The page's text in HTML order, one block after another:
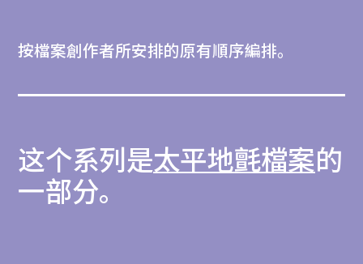
按檔案創作者所安排的原有順序編排。
这个系列是太平地氈檔案的
一部分。